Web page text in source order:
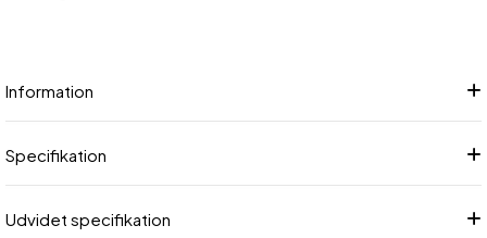
Information
Specifikation
Udvidet specifikation